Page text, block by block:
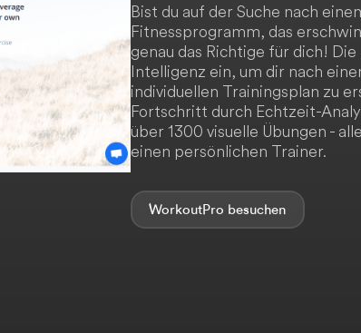
Bist du auf der Suche nach
Fitnessprogramm, das
genau das Richtige für dich!
Intelligenz ein, um dir nach
individuellen Trainingsplan zu
Fortschritt durch Echtzeit-
über 1300 visuelle Übungen -
einen persönlichen Trainer.
WorkoutPro